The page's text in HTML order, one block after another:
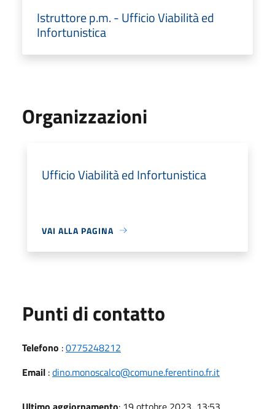
Istruttore p.m. - Ufficio Viabilità ed
Infortunistica
Organizzazioni
Ufficio Viabilità ed Infortunistica
VAI ALLA PAGINA
Punti di contatto
Telefono :0775248212
Email :dino.monoscalco@comune.ferentino.fr.it